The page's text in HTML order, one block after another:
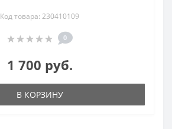
Код товара: 230410109
0
1 700 руб.
В КОРЗИНУ